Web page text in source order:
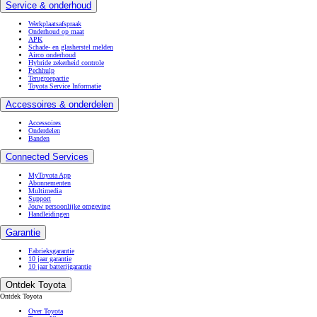
Service & onderhoud
Werkplaatsafspraak
Onderhoud op maat
APK
Schade- en glasherstel melden
Airco onderhoud
Hybride zekerheid controle
Pechhulp
Terugroepactie
Toyota Service Informatie
Accessoires & onderdelen
Accessoires
Onderdelen
Banden
Connected Services
MyToyota App
Abonnementen
Multimedia
Support
Jouw persoonlijke omgeving
Handleidingen
Garantie
Fabrieksgarantie
10 jaar garantie
10 jaar batterijgarantie
Ontdek Toyota
Ontdek Toyota
Over Toyota